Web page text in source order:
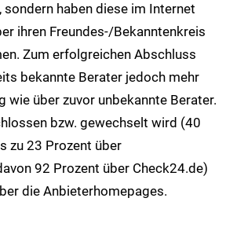
sondern haben diese im Internet
ihren Freundes-/Bekanntenkreis
Zum erfolgreichen Abschluss
bekannte Berater jedoch mehr
wie über zuvor unbekannte Berater.
bzw. gewechselt wird (40
zu 23 Prozent über
92 Prozent über Check24.de)
die Anbieterhomepages.